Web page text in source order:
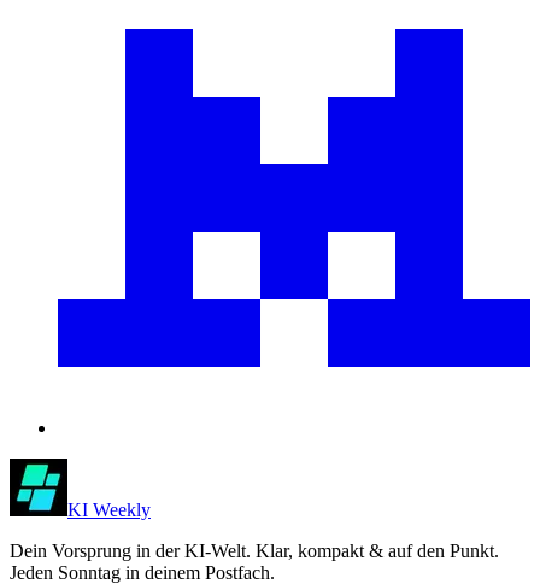
KI Weekly
Dein Vorsprung in der KI-Welt. Klar, kompakt & auf den Punkt.
Jeden Sonntag in deinem Postfach.